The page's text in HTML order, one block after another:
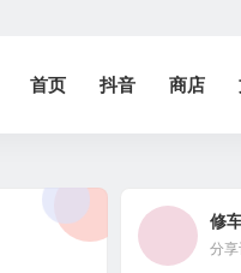
首页 抖音 商店
修
分